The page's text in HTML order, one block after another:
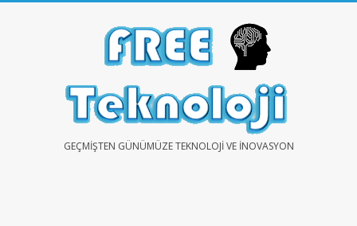
FREEGEÇMIŞTEN GÜNÜMÜZE TEKNOLOJI VE İNOVASYON